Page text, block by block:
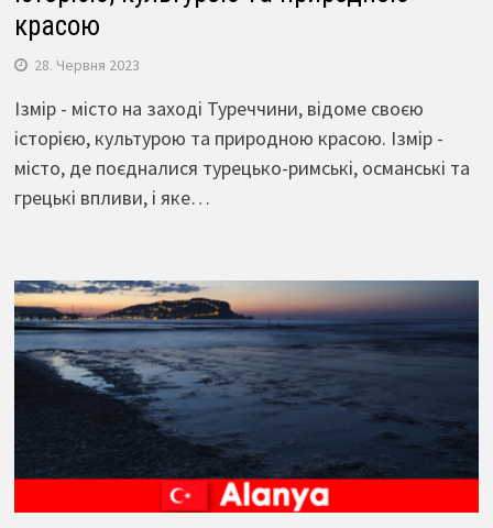
красою
28. Червня 2023
Ізмір - місто на заході Туреччини, відоме своєю
історією, культурою та природною красою. Ізмір -
місто, де поєдналися турецько-римські, османські та
грецькі впливи, і яке…